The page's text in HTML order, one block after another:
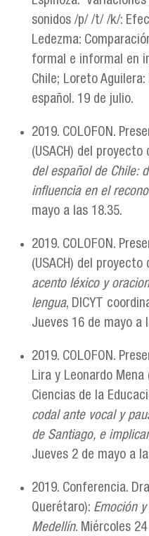
sonidos /p/ /t/ /k/:
Ledezma:
formal e informal en
Chile; Loreto
español. 19 de julio.
2019. COLOFON.
(USACH) del proyecto
del español de Chile:
influencia en el
mayo a las 18.35.
2019. COLOFON.
(USACH) del
acento léxico y
lengua, DICYT
Jueves 16 de mayo a
2019. COLOFON.
Lira y Leonardo
Ciencias de la
codal ante vocal y
de Santiago, e
Jueves 2 de mayo a
2019. Conferencia.
Querétaro): Emoción
Medellín. Miércoles